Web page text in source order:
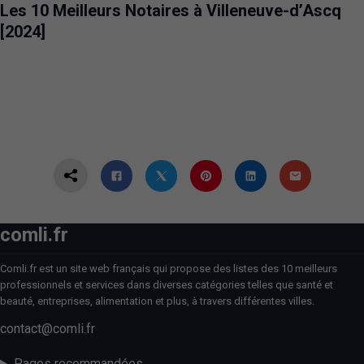
Les 10 Meilleurs Notaires à Villeneuve-d’Ascq
[2024]
comli.fr
Comli.fr est un site web français qui propose des listes des 10 meilleurs
professionnels et services dans diverses catégories telles que santé et
beauté, entreprises, alimentation et plus, à travers différentes villes.
contact@comli.fr